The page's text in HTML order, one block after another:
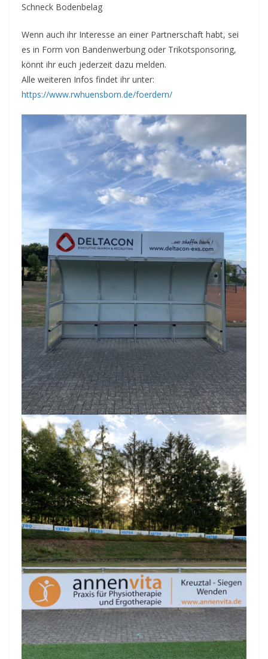
Schneck Bodenbelag
Wenn auch ihr Interesse an einer Partnerschaft habt, sei
es in Form von Bandenwerbung oder Trikotsponsoring,
könnt ihr euch jederzeit dazu melden.
Alle weiteren Infos findet ihr unter:
https://www.rwhuensborn.de/foerdern/